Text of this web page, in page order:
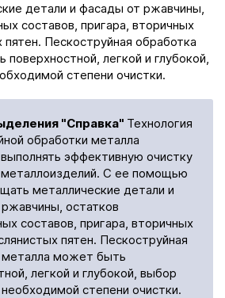
детали и фасады от ржавчины,
составов, пригара, вторичных
пятен. Пескоструйная обработка
легкой и глубокой,
степени очистки.
"Справка" Технология
обработки металла
эффективную очистку
металлоизделий. С ее помощью
металлические детали и
остатков
составов, пригара, вторичных
пятен. Пескоструйная
металла может быть
легкой и глубокой, выбор
необходимой степени очистки.